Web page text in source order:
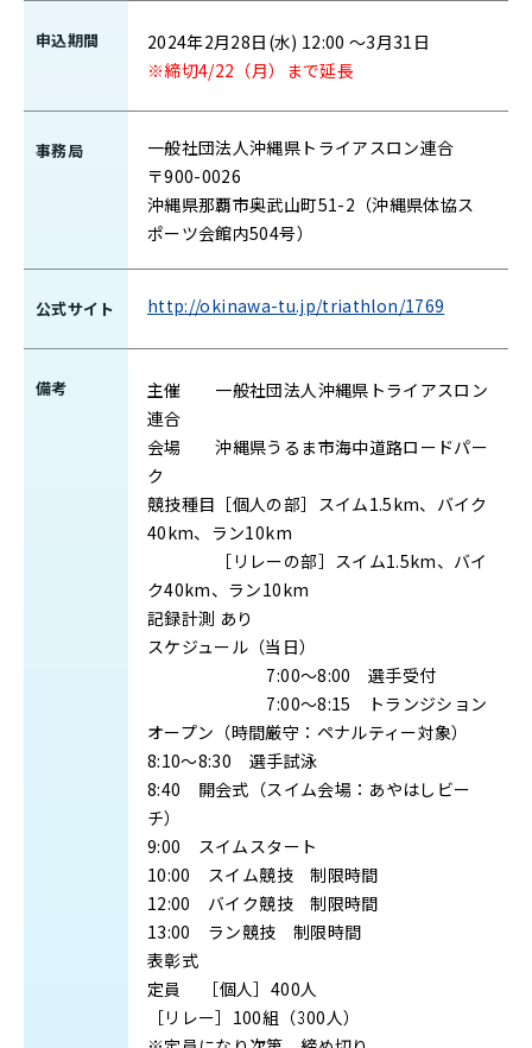
申込期間
2024年2月28日(水) 12:00 ～3月31日
※締切4/22（月）まで延長
事務局
一般社団法人沖縄県トライアスロン連合
〒900-0026
沖縄県那覇市奥武山町51-2（沖縄県体協ス
ポーツ会館内504号）
公式サイト http://okinawa-tu.jp/triathlon/1769
備考 主催 一般社団法人沖縄県トライアスロン
連合
会場 沖縄県うるま市海中道路ロードパー
ク
競技種目［個人の部］スイム1.5km、バイク
40km、ラン10km
［リレーの部］スイム1.5km、バイ
ク40km、ラン10km
記録計測 あり
スケジュール（当日）
7:00～8:00 選手受付
7:00～8:15 トランジション
オープン（時間厳守：ペナルティー対象）
8:10～8:30 選手試泳
8:40 開会式（スイム会場：あやはしビー
チ）
9:00 スイムスタート
10:00 スイム競技 制限時間
12:00 バイク競技 制限時間
13:00 ラン競技 制限時間
表彰式
定員
［個人］400人
［リレー］100組（300人）